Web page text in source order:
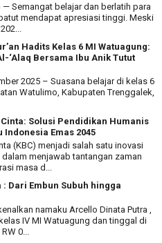
Semangat belajar dan berlatih para
mendapat apresiasi tinggi. Meski
Hadits Kelas 6 MI Watuagung:
‘Alaq Bersama Ibu Anik Tutut
2025 – Suasana belajar di kelas 6
Watulimo, Kabupaten Trenggalek,
Solusi Pendidikan Humanis
Emas 2045
(KBC) menjadi salah satu inovasi
menjawab tantangan zaman
masa d...
Dari Embun Subuh hingga
namaku Arcello Dinata Putra ,
IV MI Watuagung dan tinggal di
0...